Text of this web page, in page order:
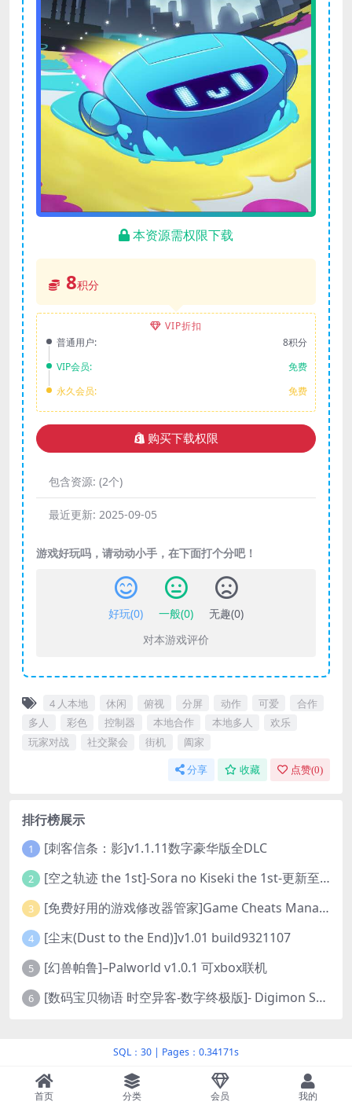
本资源需权限下载
8积分
VIP折扣
普通用户:
8积分
VIP会员:
免费
永久会员:
免费
购买下载权限
包含资源: (2个)
最近更新: 2025-09-05
游戏好玩吗，请动动小手，在下面打个分吧！
好玩(0) 一般(0) 无趣(0)
对本游戏评价
4 人本地 休闲 俯视 分屏 动作 可爱
合作
多人
彩色 控制器 本地合作 本地多人
欢乐
玩家对战
社交聚会 街机 阖家
分享 收藏 点赞(0)
排行榜展示
1 [刺客信条：影]v1.1.11数字豪华版全DLC
2 [空之轨迹 the 1st]-Sora no Kiseki the 1st-更新至v1.06.4-全DLC
3 [免费好用的游戏修改器管家]Game Cheats Manager
4 [尘末(Dust to the End)]v1.01 build9321107
5 [幻兽帕鲁]–Palworld v1.0.1 可xbox联机
6 [数码宝贝物语 时空异客-数字终极版]- Digimon Story Time Stranger-Build.23514637
SQL：30 | Pages：0.34171s
首页 分类 会员 我的